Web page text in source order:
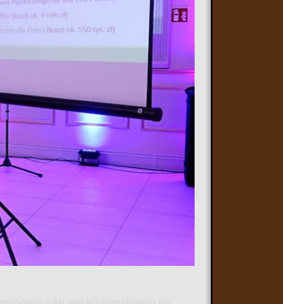
skorzystać z e-wizyty. Dzięki
Olejak – dziennikarką Polsat